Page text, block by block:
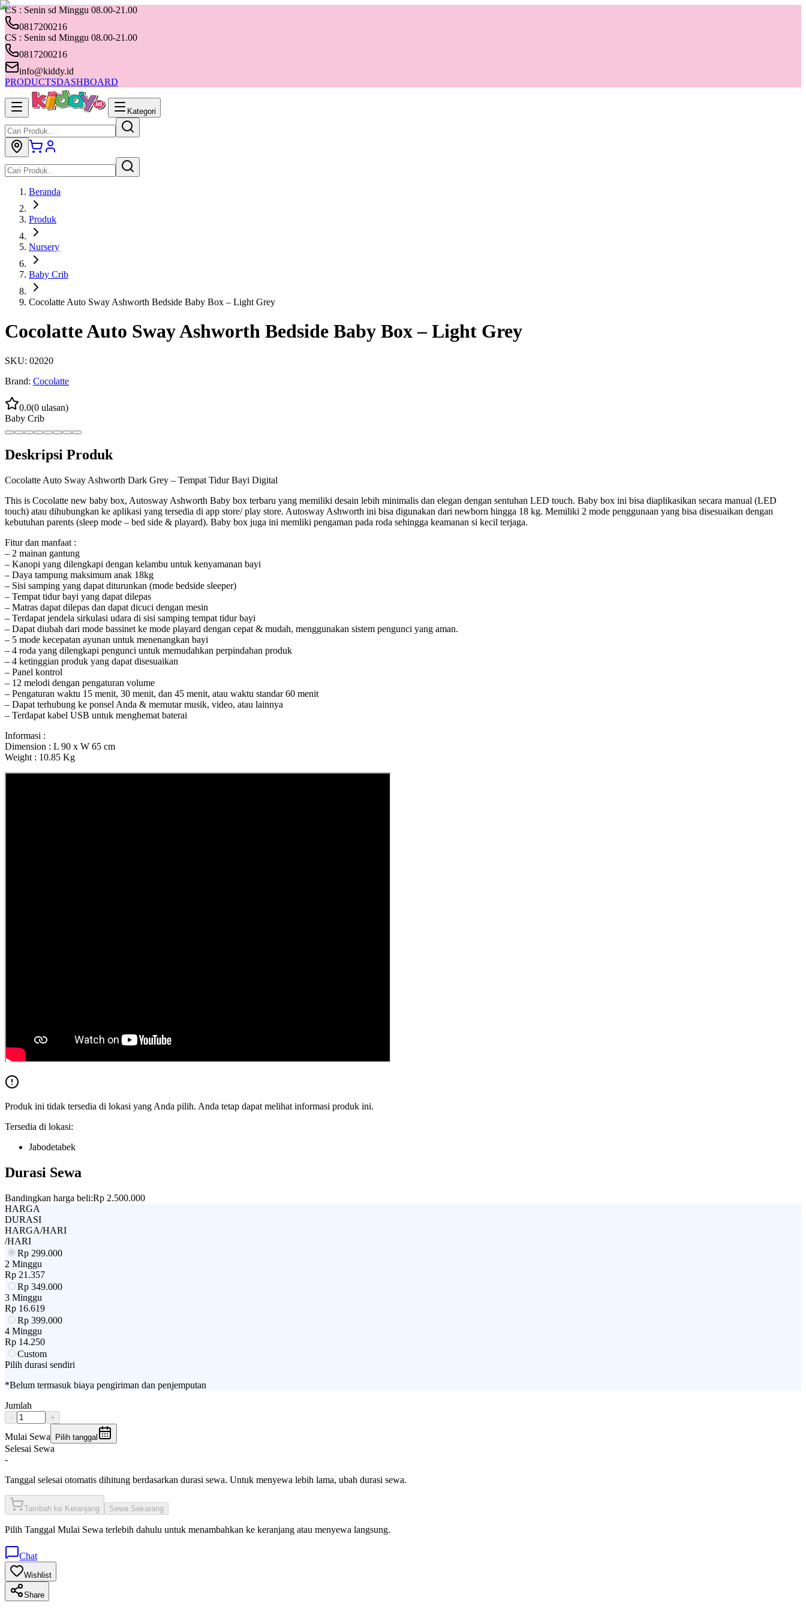
CS : Senin sd Minggu 08.00-21.00
0817200216
CS : Senin sd Minggu 08.00-21.00
0817200216
info@kiddy.id
PRODUCTSDASHBOARD
Kategori
Beranda
Produk
Nursery
Baby Crib
Cocolatte Auto Sway Ashworth Bedside Baby Box – Light Grey
Cocolatte Auto Sway Ashworth Bedside Baby Box – Light Grey
SKU: 02020
Brand: Cocolatte
0.0(0 ulasan)
Baby Crib
Deskripsi Produk
Cocolatte Auto Sway Ashworth Dark Grey – Tempat Tidur Bayi Digital
This is Cocolatte new baby box, Autosway Ashworth Baby box terbaru yang memiliki desain lebih minimalis dan elegan dengan sentuhan LED touch. Baby box ini bisa diaplikasikan secara manual (LED
touch) atau dihubungkan ke aplikasi yang tersedia di app store/ play store. Autosway Ashworth ini bisa digunakan dari newborn hingga 18 kg. Memiliki 2 mode penggunaan yang bisa disesuaikan dengan
kebutuhan parents (sleep mode – bed side & playard). Baby box juga ini memliki pengaman pada roda sehingga keamanan si kecil terjaga.
Fitur dan manfaat :
– 2 mainan gantung
– Kanopi yang dilengkapi dengan kelambu untuk kenyamanan bayi
– Daya tampung maksimum anak 18kg
– Sisi samping yang dapat diturunkan (mode bedside sleeper)
– Tempat tidur bayi yang dapat dilepas
– Matras dapat dilepas dan dapat dicuci dengan mesin
– Terdapat jendela sirkulasi udara di sisi samping tempat tidur bayi
– Dapat diubah dari mode bassinet ke mode playard dengan cepat & mudah, menggunakan sistem pengunci yang aman.
– 5 mode kecepatan ayunan untuk menenangkan bayi
– 4 roda yang dilengkapi pengunci untuk memudahkan perpindahan produk
– 4 ketinggian produk yang dapat disesuaikan
– Panel kontrol
– 12 melodi dengan pengaturan volume
– Pengaturan waktu 15 menit, 30 menit, dan 45 menit, atau waktu standar 60 menit
– Dapat terhubung ke ponsel Anda & memutar musik, video, atau lainnya
– Terdapat kabel USB untuk menghemat baterai
Informasi :
Dimension : L 90 x W 65 cm
Weight : 10.85 Kg
Produk ini tidak tersedia di lokasi yang Anda pilih. Anda tetap dapat melihat informasi produk ini.
Tersedia di lokasi:
Jabodetabek
Durasi Sewa
Bandingkan harga beli:Rp 2.500.000
HARGA
DURASI
HARGA/HARI
/HARI
Rp 299.000
2 Minggu
Rp 21.357
Rp 349.000
3 Minggu
Rp 16.619
Rp 399.000
4 Minggu
Rp 14.250
Custom
Pilih durasi sendiri
*Belum termasuk biaya pengiriman dan penjemputan
Jumlah
- +
Mulai Sewa Pilih tanggal
Selesai Sewa
-
Tanggal selesai otomatis dihitung berdasarkan durasi sewa. Untuk menyewa lebih lama, ubah durasi sewa.
Tambah ke Keranjang Sewa Sekarang
Pilih Tanggal Mulai Sewa terlebih dahulu untuk menambahkan ke keranjang atau menyewa langsung.
Chat
Wishlist
Share